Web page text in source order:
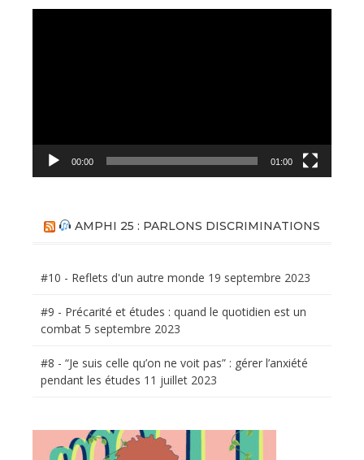
00:00 01:00
AMPHI 25 : PARLONS DISCRIMINATIONS
#10 - Reflets d'un autre monde 19 septembre 2023
#9 - Précarité et études : quand le quotidien est un
combat 5 septembre 2023
#8 - “Je suis celle qu’on ne voit pas” : gérer l’anxiété
pendant les études 11 juillet 2023